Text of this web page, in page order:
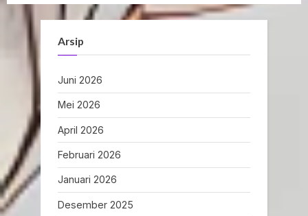
Arsip
Juni 2026
Mei 2026
April 2026
Februari 2026
Januari 2026
Desember 2025